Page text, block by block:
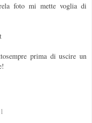
foto mi mette voglia di
prima di uscire un